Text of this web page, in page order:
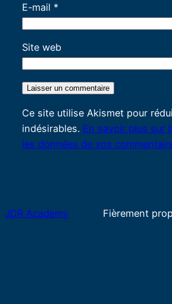
E-mail *
Site web
Ce site utilise Akismet pour
indésirables. En savoir plus sur
les données de vos
JDR Academy Fièrement